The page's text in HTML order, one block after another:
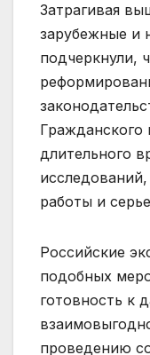
Затрагивая
зарубежные и
подчеркнули,
Гражданского
длительного
работы и
Российские
подобных
готовность к
проведению